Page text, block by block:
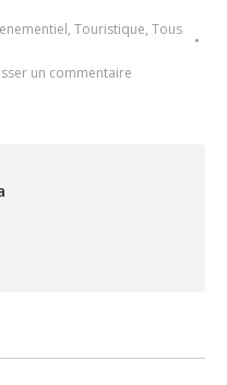
, Touristique, Tous
un commentaire